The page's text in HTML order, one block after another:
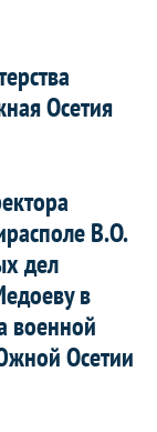
Осетия
В.О.
дел
в
военной
Осетии